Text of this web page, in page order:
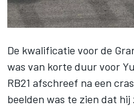
De kwalificatie voor de
was van korte duur voor
RB21 afschreef na een
beelden was te zien dat